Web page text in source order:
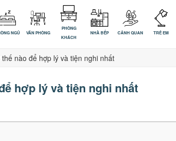
NGỦ VĂN PHÒNG
PHÒNG
KHÁCH
NHÀ BẾP CẢNH QUAN TRẺ EM
nào để hợp lý và tiện nghi nhất
hợp lý và tiện nghi nhất